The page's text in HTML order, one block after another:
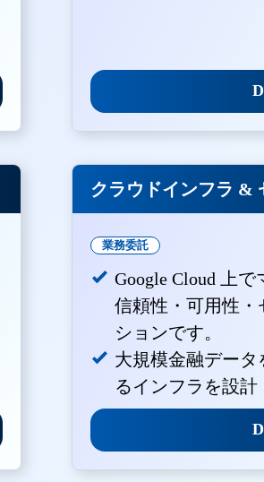
クラウドインフラ &
業務委託
Google Cloud 上
信頼性・可用性・
ションです。
大規模金融デー
るインフラを設計